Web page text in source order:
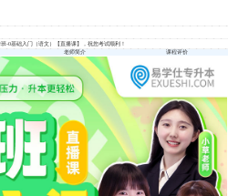
-0基础入门（语文）【直播课】，祝您考试顺利！
老师简介 课程评价